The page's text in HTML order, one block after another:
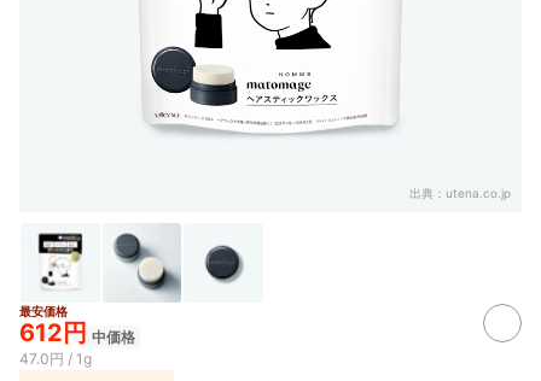
出典： utena.co.jp
最安価格
612円 中価格
47.0円 / 1g